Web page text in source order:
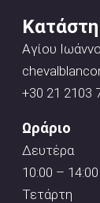
Αγίου
+30 21 2103
Ωράριο
Δευτέρα
10:00 – 14:00
Τετάρτη